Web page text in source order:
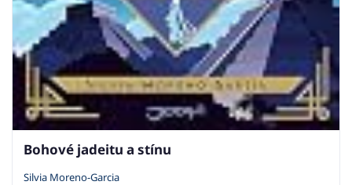
Bohové jadeitu a stínu
Silvia Moreno-Garcia